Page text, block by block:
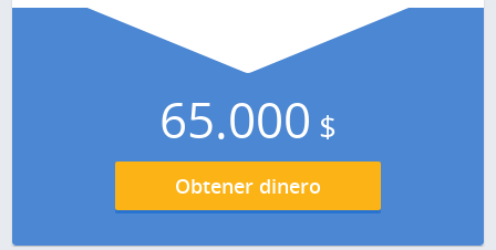
65.000 $
Obtener dinero